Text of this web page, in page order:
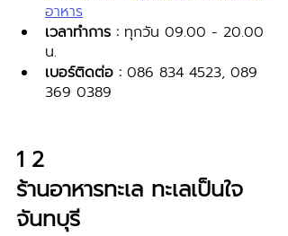
อาหาร
เวลาทำการ : ทุกวัน 09.00 - 20.00
น.
เบอร์ติดต่อ : 086 834 4523, 089
369 0389
1 2
ร้านอาหารทะเล ทะเลเป็นใจ
จันทบุรี